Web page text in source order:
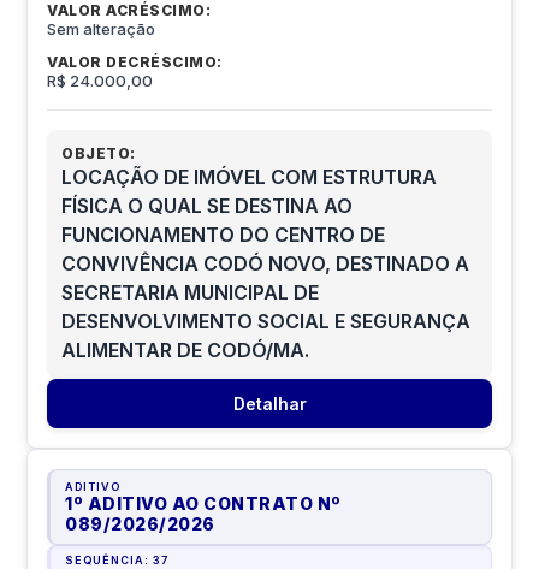
VALOR ACRÉSCIMO:
Sem alteração
VALOR DECRÉSCIMO:
R$ 24.000,00
OBJETO:
LOCAÇÃO DE IMÓVEL COM ESTRUTURA
FÍSICA O QUAL SE DESTINA AO
FUNCIONAMENTO DO CENTRO DE
CONVIVÊNCIA CODÓ NOVO, DESTINADO A
SECRETARIA MUNICIPAL DE
DESENVOLVIMENTO SOCIAL E SEGURANÇA
ALIMENTAR DE CODÓ/MA.
Detalhar
ADITIVO
1º ADITIVO AO CONTRATO Nº
089/2026/2026
SEQUÊNCIA:37